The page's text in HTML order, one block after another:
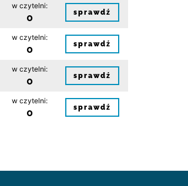
w czytelni:
0 sprawdź
w czytelni:
0 sprawdź
w czytelni:
0 sprawdź
w czytelni:
0 sprawdź